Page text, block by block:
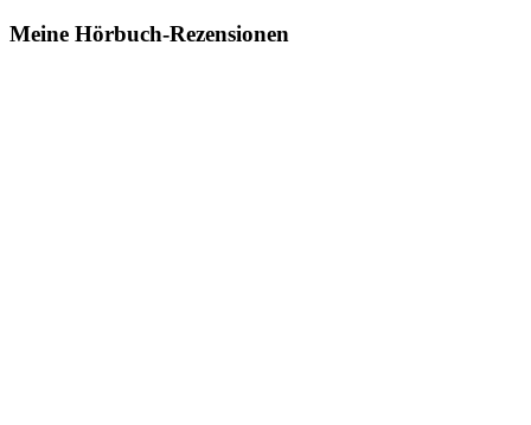
Meine Hörbuch-Rezensionen